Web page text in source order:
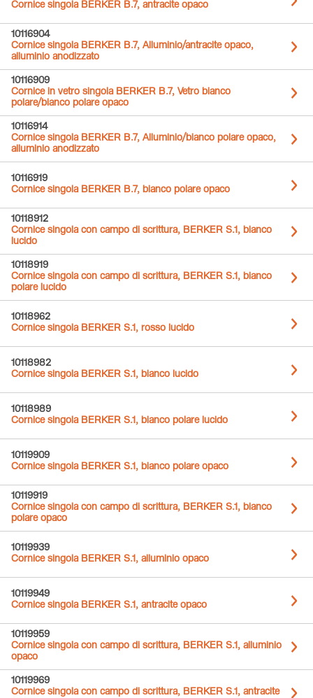
Cornice singola BERKER B.7, antracite opaco
10116904
Cornice singola BERKER B.7, Alluminio/antracite opaco,
alluminio anodizzato
10116909
Cornice in vetro singola BERKER B.7, Vetro bianco
polare/bianco polare opaco
10116914
Cornice singola BERKER B.7, Alluminio/bianco polare opaco,
alluminio anodizzato
10116919
Cornice singola BERKER B.7, bianco polare opaco
10118912
Cornice singola con campo di scrittura, BERKER S.1, bianco
lucido
10118919
Cornice singola con campo di scrittura, BERKER S.1, bianco
polare lucido
10118962
Cornice singola BERKER S.1, rosso lucido
10118982
Cornice singola BERKER S.1, bianco lucido
10118989
Cornice singola BERKER S.1, bianco polare lucido
10119909
Cornice singola BERKER S.1, bianco polare opaco
10119919
Cornice singola con campo di scrittura, BERKER S.1, bianco
polare opaco
10119939
Cornice singola BERKER S.1, alluminio opaco
10119949
Cornice singola BERKER S.1, antracite opaco
10119959
Cornice singola con campo di scrittura, BERKER S.1, alluminio
opaco
10119969
Cornice singola con campo di scrittura, BERKER S.1, antracite